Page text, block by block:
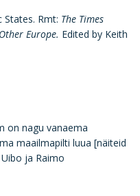
States. Rmt: The Times
Europe. Edited by Keith
on nagu vanaema
maailmapilti luua [näiteid
ja Raimo